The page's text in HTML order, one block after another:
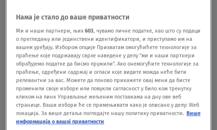
Oglas
Jedno pismo sve promenilo: Iza kulisa
Нама је стало до ваше приватности
Ми и наши партнери, њих603, чувамо личне податке, као што су подаци
о прегледању или јединствени идентификатори, и приступамо им на
вашем уређају. Избором опције Прихватам омогућићете технологије за
праћење које подржавају сврхе наведене у делу "ми и наши партнери
обрађујемо податке да бисмо пружили". Ако онемогућите технологије за
праћење, одређени садржај и огласи које видите можда неће бити
релевантни за вас. Можете да поново прикажете овај мени да бисте
променили своје изборе или повукли сагласност у било ком тренутку
кликом на линк Управљање жељеним поставкама на дну ове веб
странице. Ваши избори ће се примењивати како је описано у делу: Wеб
локација. За више детаља погледајте нашу политику приватности. Више
информација о вашој приватности